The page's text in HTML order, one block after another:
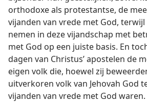
orthodoxe als protestantse, de
vijanden van vrede met God,
nemen in deze vijandschap met
met God op een juiste basis. En
dagen van Christus’ apostelen de
eigen volk die, hoewel zij
uitverkoren volk van Jehovah God
vijanden van vrede met God waren.